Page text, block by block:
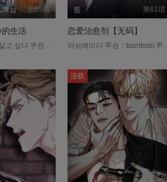
第65话
백삼
生活
헌터는 조용히 살고 싶다 平台：ridibooks 11年前，随着巨大的裂缝出现，一些人面前出现了被称为“系统”的存在，“车义宰”觉醒为“猎人J”，成为了世界的英雄。 在关闭西海上出现的1级裂缝的战斗中，义宰失去了44位同伴，当他再次睁开眼时，却发现自己独自存活于8年后的未来。“义宰”终于决定过上平静的生活。 然而，开始新生活的打工处竟是猎人的美食店，偏偏发现义宰是觉醒者的人正是猎人排行榜第一名“李士英”？！ “奇怪了！我们在哪里见过吗？” 义宰真的能过上平静的生活吗？....
第61话
찜
恋爱治愈剂【无码】
러브레미디 平台：bomtoon 尹灿率是全体成员都是Alpha组成的男子偶像团体「4A」的成员，从小就一直梦想成为偶像的他，不惜隐瞒
连载